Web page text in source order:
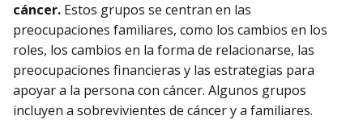
cáncer. Estos grupos se centran en las
preocupaciones familiares, como los cambios en los
roles, los cambios en la forma de relacionarse, las
preocupaciones financieras y las estrategias para
apoyar a la persona con cáncer. Algunos grupos
incluyen a sobrevivientes de cáncer y a familiares.